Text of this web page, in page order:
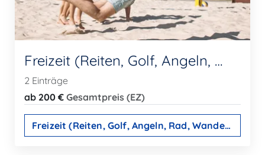
Freizeit (Reiten, Golf, Angeln, Rad, Wandern...)
2 Einträge
ab 200 € Gesamtpreis (EZ)
Freizeit (Reiten, Golf, Angeln, Rad, Wandern...)